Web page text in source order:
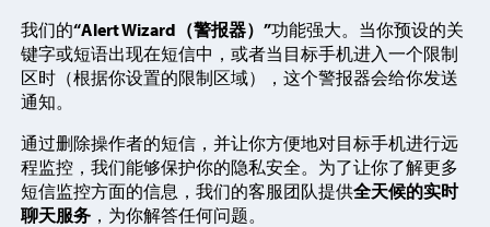
我们的“Alert Wizard（警报器）”功能强大。当你预设的关
键字或短语出现在短信中，或者当目标手机进入一个限制
区时（根据你设置的限制区域），这个警报器会给你发送
通知。
通过删除操作者的短信，并让你方便地对目标手机进行远
程监控，我们能够保护你的隐私安全。为了让你了解更多
短信监控方面的信息，我们的客服团队提供全天候的实时
聊天服务 ，为你解答任何问题。